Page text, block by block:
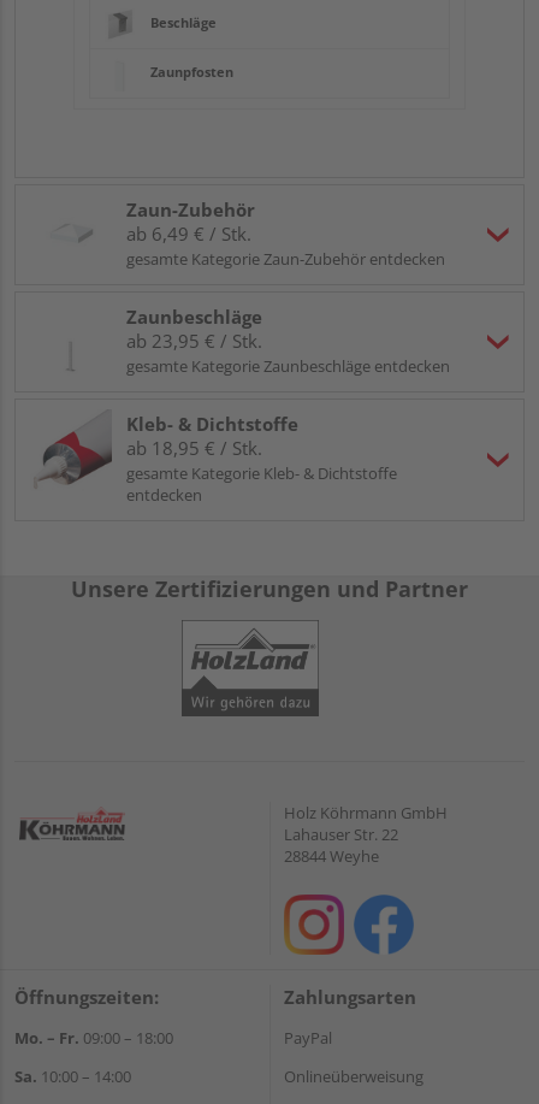
Beschläge
Zaunpfosten
Zaun-Zubehör
ab 6,49 € / Stk.
gesamte Kategorie Zaun-Zubehör entdecken
Zaunbeschläge
ab 23,95 € / Stk.
gesamte Kategorie Zaunbeschläge entdecken
Kleb- & Dichtstoffe
ab 18,95 € / Stk.
gesamte Kategorie Kleb- & Dichtstoffe
entdecken
Unsere Zertifizierungen und Partner
Holz Köhrmann GmbH
Lahauser Str. 22
28844 Weyhe
Öffnungszeiten:
Mo. – Fr. 09:00 – 18:00
Sa. 10:00 – 14:00
Zahlungsarten
PayPal
Onlineüberweisung